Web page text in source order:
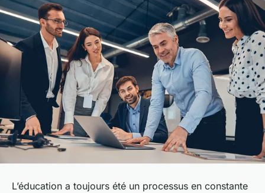
L’éducation a toujours été un processus en constante